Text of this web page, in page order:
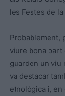
les Festes de la
Probablement,
viure bona part
guarden un viu
va destacar
etnològica i, en